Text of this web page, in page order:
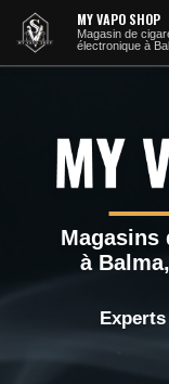
contenu
principal
MY VAPO SHOP
Magasin de cigarette
électronique à
Magasins
à